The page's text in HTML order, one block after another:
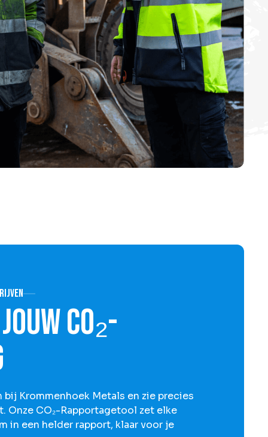
CO₂-
bij Krommenhoek Metals en zie precies
Onze CO₂-Rapportagetool zet elke
in een helder rapport, klaar voor je